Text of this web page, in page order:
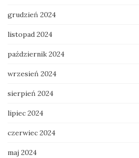
grudzień 2024
listopad 2024
październik 2024
wrzesień 2024
sierpień 2024
lipiec 2024
czerwiec 2024
maj 2024